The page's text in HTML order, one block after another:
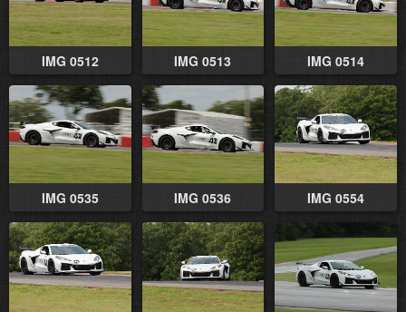
IMG 0512 IMG 0513 IMG 0514
IMG 0535 IMG 0536 IMG 0554